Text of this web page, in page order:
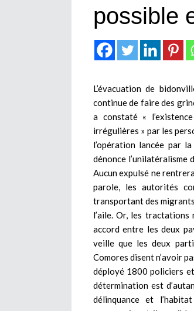
possible
L’évacuation de
continue de faire des
a constaté «
irrégulières » par les
l’opération lancée par
dénonce l’unilatéralisme
Aucun expulsé ne
parole, les autorités
transportant des
l’aile. Or, les tractations
accord entre les deux
veille que les deux
Comores disent n’avoir
déployé 1800 policiers
détermination est
délinquance et